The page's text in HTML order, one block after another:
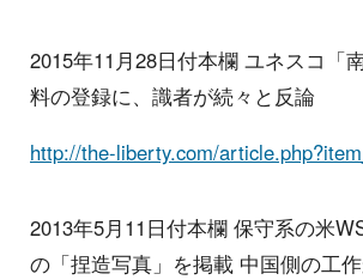
2015年11月28日付本欄 ユネスコ「
料の登録に、識者が続々と反論
http://the-liberty.com/
2013年5月11日付本欄 保守系の米
の「捏造写真」を掲載 中国側の工